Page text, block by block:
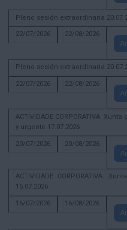
Pleno sesión extraordinaria
22/07/2026
22/08/2026
Pleno sesión extraordinaria
22/07/2026
22/08/2026
ACTIVIDADE CORPORATIVA.
y urgente 17.07.2026
20/07/2026
20/08/2026
ACTIVIDADE CORPORATIVA.
15.07.2026
16/07/2026
16/08/2026